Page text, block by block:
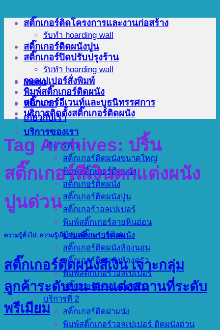
Menu
หน้าแรก
เกี่ยวกับเรา
บริการของเรา
บริการที่ 1
สติ๊กเกอร์ติดผนังขนาดใหญ่
พิมพ์สติ๊กเกอร์ติดผนัง
สติ๊กเกอร์ติดผนัง
สติ๊กเกอร์ติดผนังปูน
สติ๊กเกอร์วอลเปเปอร์
พิมพ์สติ๊กเกอร์ลายหินอ่อน
ป้ายสติ๊กเกอร์ติดผนัง
สติ๊กเกอร์ติดผนังห้องนอน
สติ๊กเกอร์ติดผนังห้องครัว
พิมพ์สติ๊กเกอร์วอลเปเปอร์
สติ๊กเกอร์ติดผนังก่อสร้าง
บริการที่ 2
สติ๊กเกอร์ติดฝาผนัง
พิมพ์สติ๊กเกอร์วอลเปเปอร์ ติดผนังด่วน
สติ๊กเกอร์ติดโครงการและงานก่อสร้าง
รับทำ hoarding wall
สติ๊กเกอร์ติดผนังปูน
สติ๊กเกอร์ปิดปรับปรุงร้าน
รับทำ hoarding wall
วอลเปเปอร์สั่งพิมพ์
พิมพ์สติ๊กเกอร์ติดผนัง
สติ๊กเกอร์อีเวนท์และบูธนิทรรศการ
บริการติดตั้งสติ๊กเกอร์ติดผนัง
Tag Archives: ปริ้น
สติ๊กเกอร์สีเงินตกแต่งผนัง
ปูนด่วน
ความรู้ทั่วไป , ความรู้เกี่ยวกับสติ๊กเกอร์,เรื่องเด่น
สติ๊กเกอร์ติดผนังสีเงิน เจาะกลุ่ม
ลูกค้าระดับบน ตกแต่งสถานที่ระดับ
พรีเมียม